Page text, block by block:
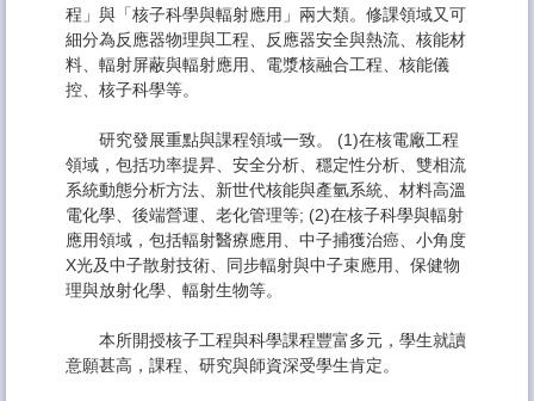
程」與「核子科學與輻射應用」兩大類。修課領域又可
細分為反應器物理與工程、反應器安全與熱流、核能材
料、輻射屏蔽與輻射應用、電漿核融合工程、核能儀
控、核子科學等。
研究發展重點與課程領域一致。 (1)在核電廠工程
領域，包括功率提昇、安全分析、穩定性分析、雙相流
系統動態分析方法、新世代核能與產氫系統、材料高溫
電化學、後端營運、老化管理等; (2)在核子科學與輻射
應用領域，包括輻射醫療應用、中子捕獲治癌、小角度
X光及中子散射技術、同步輻射與中子束應用、保健物
理與放射化學、輻射生物等。
本所開授核子工程與科學課程豐富多元，學生就讀
意願甚高，課程、研究與師資深受學生肯定。